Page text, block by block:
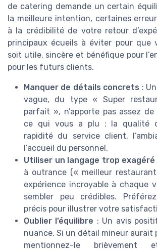
de catering demande un certain
la meilleure intention, certaines
à la crédibilité de votre retour
principaux écueils à éviter pour que
soit utile, sincère et bénéfique pour
pour les futurs clients.
Manquer de détails concrets :
vague, du type « Super
parfait », n’apporte pas assez de
ce qui vous a plu : la qualité
rapidité du service client,
l’accueil du personnel.
Utiliser un langage trop exagéré
à outrance (« meilleur
expérience incroyable à chaque
sembler peu crédibles.
précis pour illustrer votre
Oublier l’équilibre : Un avis
nuance. Si un détail mineur aurait
mentionnez-le